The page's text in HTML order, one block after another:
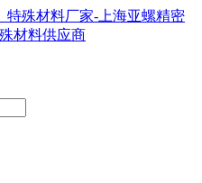
材料供应商